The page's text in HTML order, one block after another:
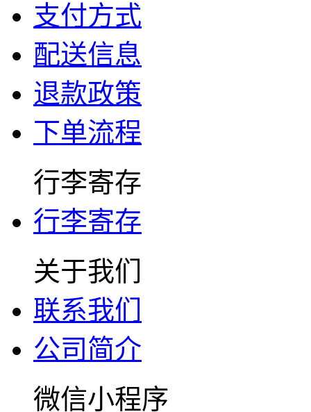
支付方式
配送信息
退款政策
下单流程
行李寄存
行李寄存
关于我们
联系我们
公司简介
微信小程序